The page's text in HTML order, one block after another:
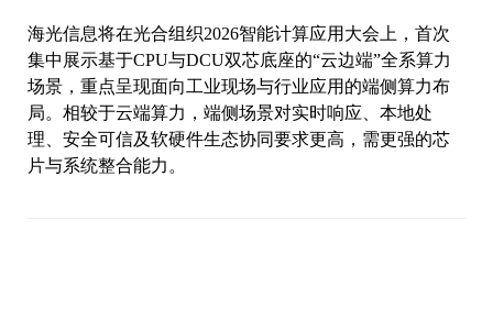
海光信息将在光合组织2026智能计算应用大会上，首次
集中展示基于CPU与DCU双芯底座的“云边端”全系算力
场景，重点呈现面向工业现场与行业应用的端侧算力布
局。相较于云端算力，端侧场景对实时响应、本地处
理、安全可信及软硬件生态协同要求更高，需更强的芯
片与系统整合能力。